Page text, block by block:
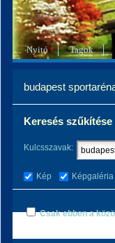
Nyitó Tagok
budapest
Keresés szűkítése
Kulcsszavak:
Kép Képgaléria
Csak ebben a